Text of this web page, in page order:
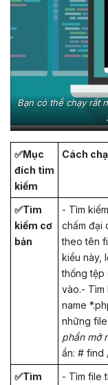
Bạn có thể chạy rất
✅Mục
đích tìm
kiếm
Cách
✅Tìm
kiếm cơ
bản
- Tìm
chấm đại
theo tên
kiểu này,
thống tệp
vào.- Tìm
name
những
phần mở
ẩn: # find
✅Tìm
- Tìm file